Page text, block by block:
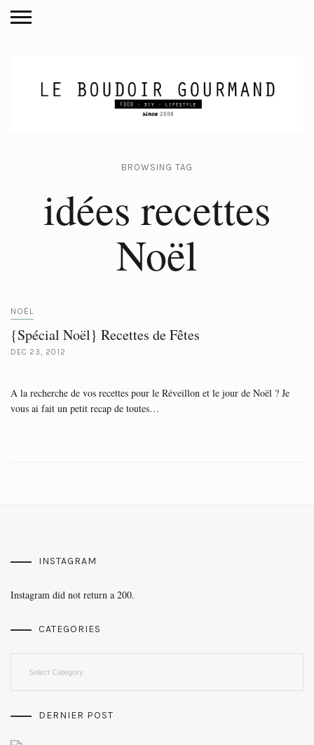
BROWSING TAG
idées recettes
Noël
NOËL
{Spécial Noël} Recettes de Fêtes
DEC 23, 2012
A la recherche de vos recettes pour le Réveillon et le jour de Noël ? Je
vous ai fait un petit recap de toutes…
INSTAGRAM
Instagram did not return a 200.
CATEGORIES
DERNIER POST